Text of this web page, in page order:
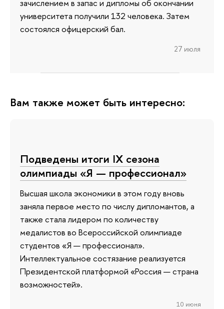
зачислением в запас и дипломы об окончании
университета получили 132 человека. Затем
состоялся офицерский бал.
27 июля
Вам также может быть интересно:
Подведены итоги IX сезона
олимпиады «Я — профессионал»
Высшая школа экономики в этом году вновь
заняла первое место по числу дипломантов, а
также стала лидером по количеству
медалистов во Всероссийской олимпиаде
студентов «Я — профессионал».
Интеллектуальное состязание реализуется
Президентской платформой «Россия — страна
возможностей».
10 июня